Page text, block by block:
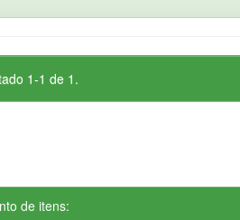
1-1 de 1.
de itens: